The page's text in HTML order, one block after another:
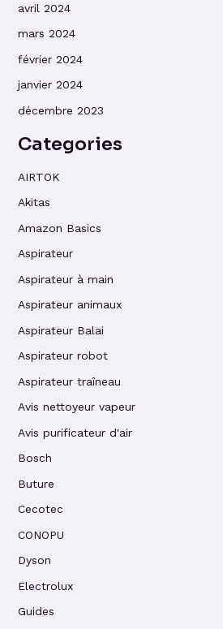
avril 2024
mars 2024
février 2024
janvier 2024
décembre 2023
Categories
AIRTOK
Akitas
Amazon Basics
Aspirateur
Aspirateur à main
Aspirateur animaux
Aspirateur Balai
Aspirateur robot
Aspirateur traîneau
Avis nettoyeur vapeur
Avis purificateur d'air
Bosch
Buture
Cecotec
CONOPU
Dyson
Electrolux
Guides